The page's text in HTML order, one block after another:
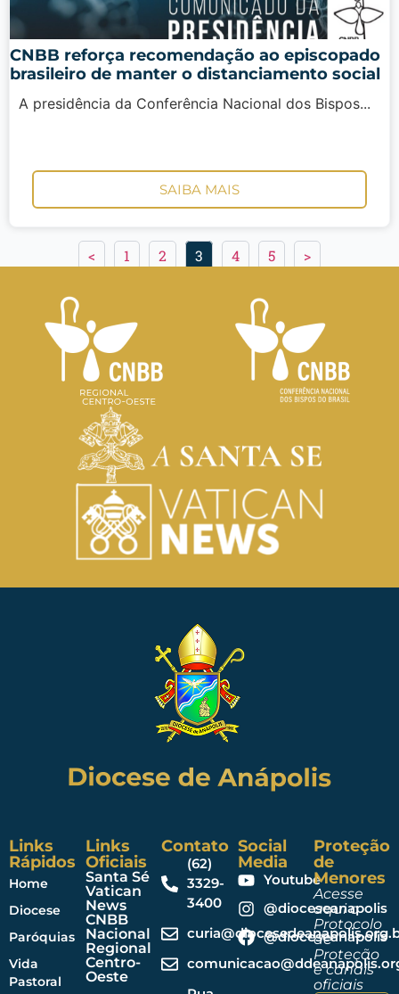
CNBB reforça recomendação ao episcopado
brasileiro de manter o distanciamento social
A presidência da Conferência Nacional dos Bispos...
SAIBA MAIS
< 1 2 3 4 5 >
Links
Rápidos
Home
Diocese
Paróquias
Vida
Pastoral
Links
Oficiais
Santa Sé
Vatican
News
CNBB
Nacional
Regional
Centro-
Oeste
Contato
(62)
3329-
3400
Social
Media
Youtube
@dioceseanapolis
@dioceseanapolis
Proteção
de
Menores
Acesse
aqui o
Protocolo
de
Proteção
e canais
oficiais